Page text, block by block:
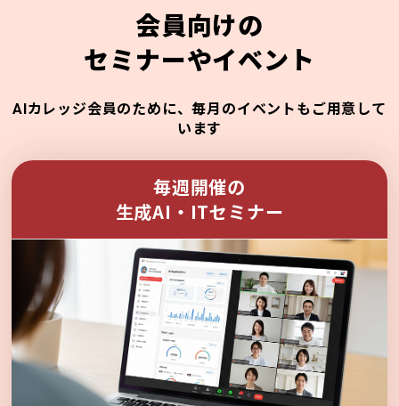
会員向けの
セミナーやイベント
AIカレッジ会員のために、毎月のイベントもご用意して
います
毎週開催の
生成AI・ITセミナー